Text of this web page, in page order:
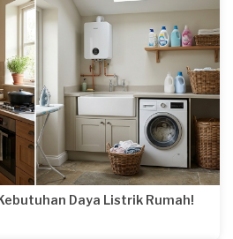
Daya Listrik Rumah!